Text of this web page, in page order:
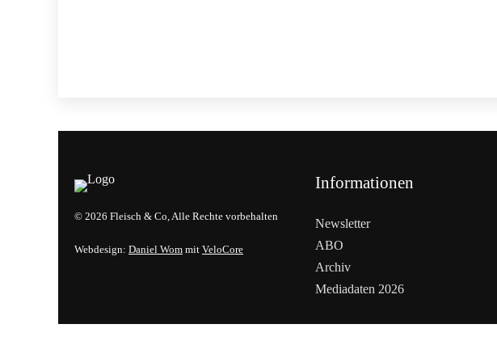
© 2026 Fleisch & Co, Alle Rechte vorbehalten
Webdesign: Daniel Wom mit VeloCore
Informationen
Newsletter
ABO
Archiv
Mediadaten 2026